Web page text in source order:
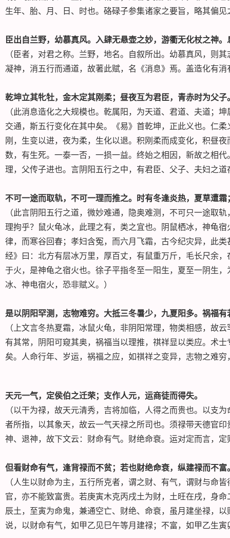
生年、胎、月、日、时也。硌碌子参集诸家之要旨，略其偏
臣出自兰野，幼慕真风。入肆无悬壶之妙，游衢无化杖之神
（臣者，对君之称。兰野，地名。自叙所出。幼慕真风，则
凝神，消五行而通道，故著此赋，名《消息》焉。盖造化有消
乾坤立其牝牡，金木定其刚柔；昼夜互为君臣，青赤时为父子
（此消息造化之大规模也。乾属阳，为天道、君道、夫道；
交通，斯五行变化在其中矣。《易》首乾坤，正此义也。仁
刚，生变以进，夜为柔，生化以退。积刚柔而成变化，积昼
数，有生死。一泰一否，一损一益。终始之相因，新故之相
理，父传子进也。言阴阳五行之中，有君臣、父子、夫妇之
不可一途而取轨，不可一理而推之。时有冬逢炎热，夏草遭
（此言阴阳五行之道，微妙难通，隐奥难测，不可只一途取
理拘乎？鼠火龟冰，此理之有，类之宜也。阴鼠栖冰，神龟
律，而寒谷回春；孝妇含冤，而六月飞霜，古今纪灾异，此
经》曰：北方有层冰万里，厚百丈，有鼠重万斤，毛长尺余
于火，是神龟之宿火也。徐子平指冬至一阳生，夏至一阴生
冰、神电宿火，恐非赋义。）
是以阴阳罕测，志物难穷。大抵三冬暑少，九夏阳多。祸福
（上文言冬热夏霜，冰鼠火龟，非阴阳常理，物类相感，故
有其常，阴阳可窥其奥，祸福当以理推，祺祥显以类应。术
矣。人命行年、岁运，祸福之应，如祺祥之变异，志物之难
天元一气，定侯伯之迁荣；支作人元，运商徒而得失。
（以干为禄，故天元清秀，吉将加临，人得之而贵也。以支
者所指，以其象天，故云一气天禄之所司也。须禄带天德官
神、退神，故下文云：财命有气。财绝命衰。运对定而言，
但看财命有气，逢背禄而不贫；若也财绝命衰，纵建禄而不富
（人生以财命为主，五行所克者，谓之财、有气，谓财与命
官，亦不能致富贵。若庚寅木克丙戌土为财，土旺在戌，身
辰土，至寅为命鬼，兼通空亡、财绝、命衰，虽月建坐禄，
说，以财命有气，如甲乙见巳午等月建禄；不富，如甲乙生